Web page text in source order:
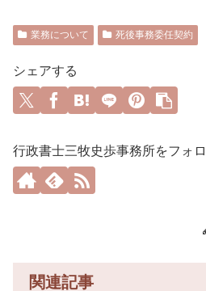
業務について 死後事務委任契約
シェアする
行政書士三牧史歩事務所をフォ
関連記事